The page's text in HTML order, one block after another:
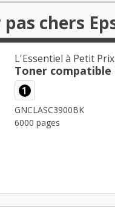
chers
L'Essentiel à Petit Prix
Toner compatible
1
GNCLASC3900BK
6000 pages